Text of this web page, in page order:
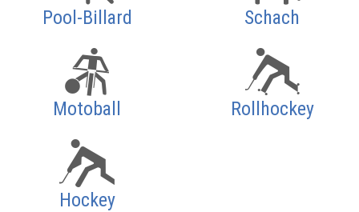
Pool-Billard Schach
Motoball Rollhockey
Hockey